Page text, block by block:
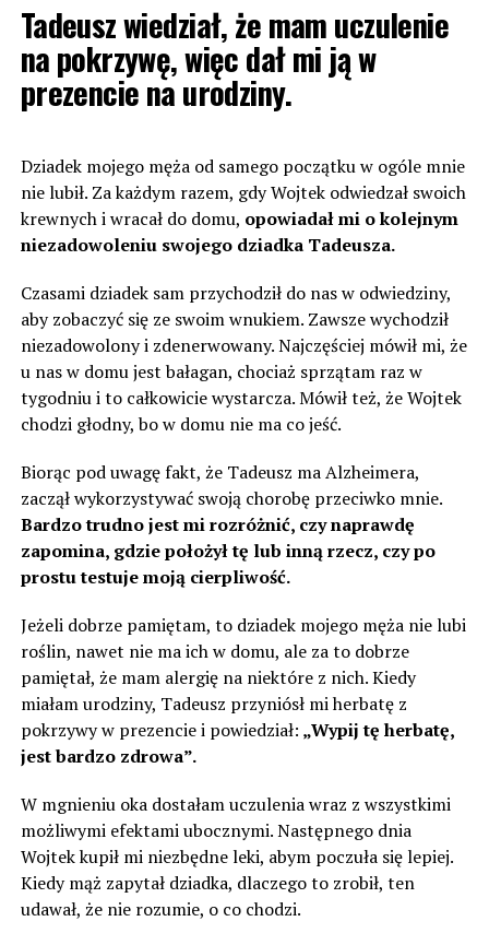
Tadeusz wiedział, że mam uczulenie
na pokrzywę, więc dał mi ją w
prezencie na urodziny.
Dziadek mojego męża od samego początku w ogóle mnie
nie lubił. Za każdym razem, gdy Wojtek odwiedzał swoich
krewnych i wracał do domu, opowiadał mi o kolejnym
niezadowoleniu swojego dziadka Tadeusza.
Czasami dziadek sam przychodził do nas w odwiedziny,
aby zobaczyć się ze swoim wnukiem. Zawsze wychodził
niezadowolony i zdenerwowany. Najczęściej mówił mi, że
u nas w domu jest bałagan, chociaż sprzątam raz w
tygodniu i to całkowicie wystarcza. Mówił też, że Wojtek
chodzi głodny, bo w domu nie ma co jeść.
Biorąc pod uwagę fakt, że Tadeusz ma Alzheimera,
zaczął wykorzystywać swoją chorobę przeciwko mnie.
Bardzo trudno jest mi rozróżnić, czy naprawdę
zapomina, gdzie położył tę lub inną rzecz, czy po
prostu testuje moją cierpliwość.
Jeżeli dobrze pamiętam, to dziadek mojego męża nie lubi
roślin, nawet nie ma ich w domu, ale za to dobrze
pamiętał, że mam alergię na niektóre z nich. Kiedy
miałam urodziny, Tadeusz przyniósł mi herbatę z
pokrzywy w prezencie i powiedział: „Wypij tę herbatę,
jest bardzo zdrowa”.
W mgnieniu oka dostałam uczulenia wraz z wszystkimi
możliwymi efektami ubocznymi. Następnego dnia
Wojtek kupił mi niezbędne leki, abym poczuła się lepiej.
Kiedy mąż zapytał dziadka, dlaczego to zrobił, ten
udawał, że nie rozumie, o co chodzi.